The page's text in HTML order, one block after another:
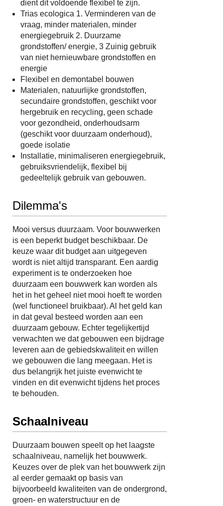
dient dit voldoende flexibel te zijn.
Trias ecologica 1. Verminderen van de
vraag, minder materialen, minder
energiegebruik 2. Duurzame
grondstoffen/ energie, 3 Zuinig gebruik
van niet hernieuwbare grondstoffen en
energie
Flexibel en demontabel bouwen
Materialen, natuurlijke grondstoffen,
secundaire grondstoffen, geschikt voor
hergebruik en recycling, geen schade
voor gezondheid, onderhoudsarm
(geschikt voor duurzaam onderhoud),
goede isolatie
Installatie, minimaliseren energiegebruik,
gebruiksvriendelijk, flexibel bij
gedeeltelijk gebruik van gebouwen.
Dilemma's
Mooi versus duurzaam. Voor bouwwerken
is een beperkt budget beschikbaar. De
keuze waar dit budget aan uitgegeven
wordt is niet altijd transparant. Een aardig
experiment is te onderzoeken hoe
duurzaam een bouwwerk kan worden als
het in het geheel niet mooi hoeft te worden
(wel functioneel bruikbaar). Al het geld kan
in dat geval besteed worden aan een
duurzaam gebouw. Echter tegelijkertijd
verwachten we dat gebouwen een bijdrage
leveren aan de gebiedskwaliteit en willen
we gebouwen die lang meegaan. Het is
dus belangrijk het juiste evenwicht te
vinden en dit evenwicht tijdens het proces
te behouden.
Schaalniveau
Duurzaam bouwen speelt op het laagste
schaalniveau, namelijk het bouwwerk.
Keuzes over de plek van het bouwwerk zijn
al eerder gemaakt op basis van
bijvoorbeeld kwaliteiten van de ondergrond,
groen- en waterstructuur en de